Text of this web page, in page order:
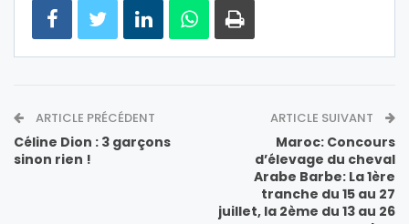
ARTICLE PRÉCÉDENT
Céline Dion : 3 garçons
sinon rien !
ARTICLE SUIVANT
Maroc: Concours
d’élevage du cheval
Arabe Barbe: La 1ère
tranche du 15 au 27
juillet, la 2ème du 13 au 26